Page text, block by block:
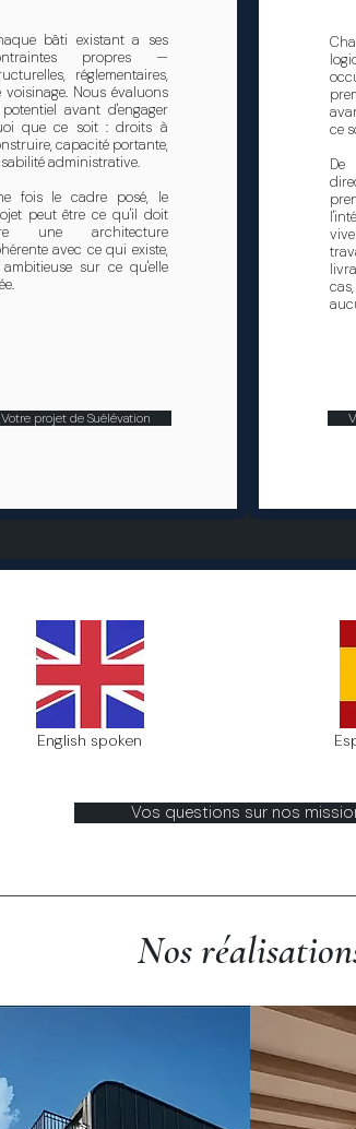
bâti existant a ses
propres —
réglementaires,
voisinage. Nous évaluons
avant d'engager
que ce soit : droits à
capacité portante,
administrative.
fois le cadre posé, le
peut être ce qu'il doit
une architecture
avec ce qui existe,
sur ce qu'elle
Votre projet de Suélévation
ce
English spoken
Vos questions sur nos
Nos